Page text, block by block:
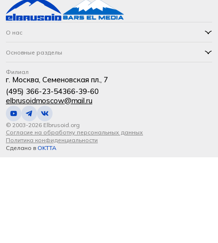
О нас
Основные разделы
Филиал
г. Москва, Семеновская пл., 7
(495) 366-23-54366-39-60
elbrusoidmoscow@mail.ru
© 2003-2026 Elbrusoid.org
Согласие на обработку персональных данных
Политика конфиденциальности
Сделано в OKTTA